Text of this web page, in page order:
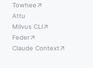
Towhee
Attu
Milvus CLI
Feder
Claude Context